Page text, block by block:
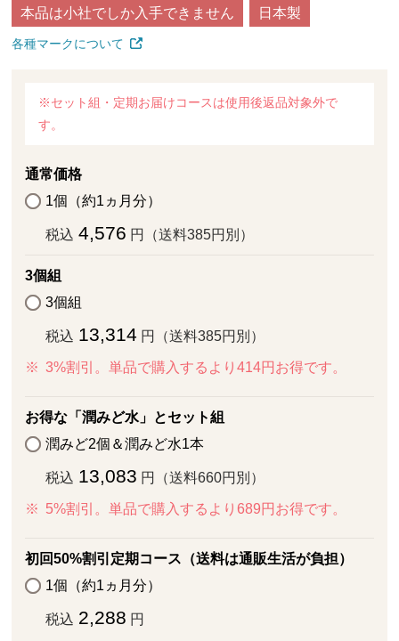
本品は小社でしか入手できません 日本製
各種マークについて
※セット組・定期お届けコースは使用後返品対象外で
す。
通常価格
1個（約1ヵ月分）
税込 4,576 円（送料385円別）
3個組
3個組
税込 13,314 円（送料385円別）
3%割引。単品で購入するより414円お得です。
お得な「潤みど水」とセット組
潤みど2個＆潤みど水1本
税込 13,083 円（送料660円別）
5%割引。単品で購入するより689円お得です。
初回50%割引定期コース（送料は通販生活が負担）
1個（約1ヵ月分）
税込 2,288 円